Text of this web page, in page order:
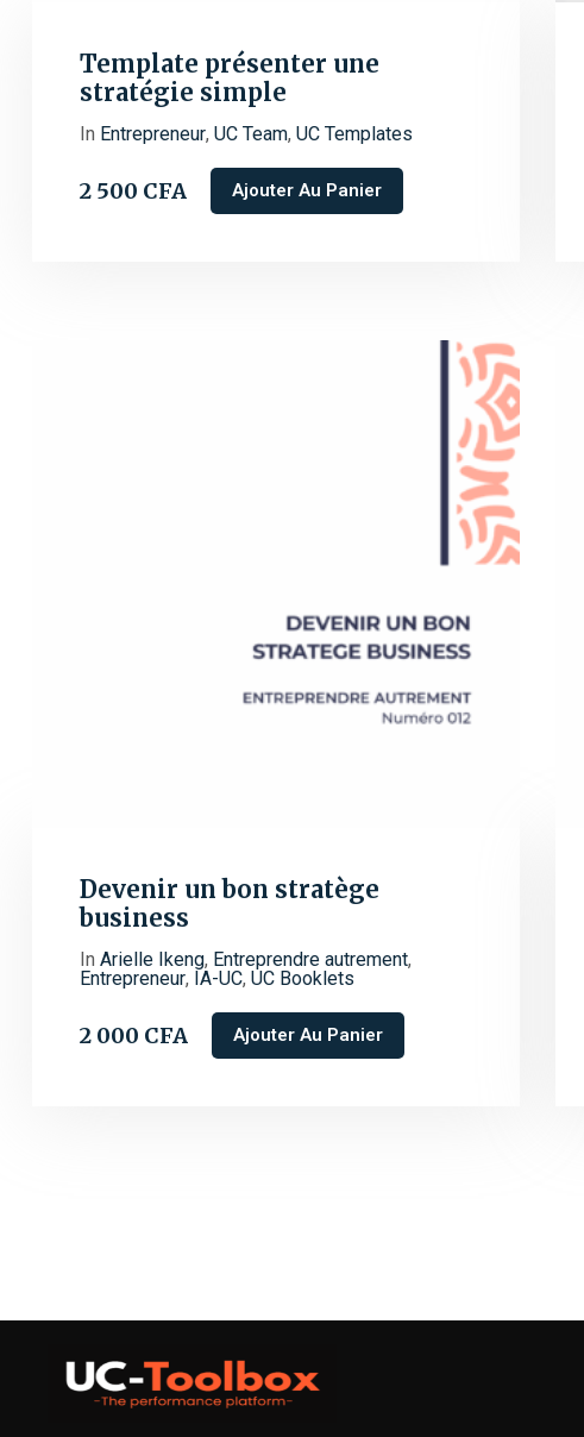
Template présenter une
stratégie simple
In Entrepreneur, UC Team, UC Templates
2 500 CFA Ajouter Au Panier
Devenir un bon stratège
business
In Arielle Ikeng, Entreprendre autrement,
Entrepreneur, IA-UC, UC Booklets
2 000 CFA Ajouter Au Panier